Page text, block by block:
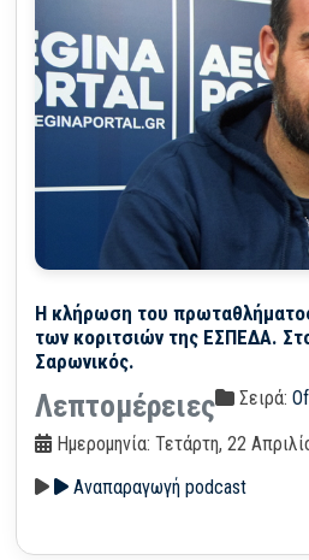
Η κλήρωση του
των κοριτσιών της ΕΣΠΕΔΑ.
Σαρωνικός.
Λεπτομέρειες Σειρά:
Ημερομηνία: Τετάρτη, 22
Αναπαραγωγή podcast